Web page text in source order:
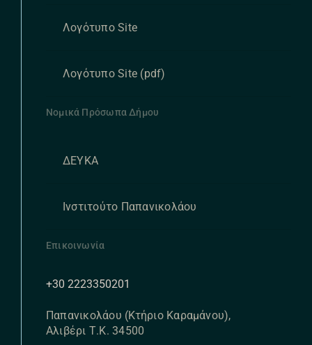
Λογότυπο Site
Λογότυπο Site (pdf)
Νομικά Πρόσωπα Δήμου
ΔΕΥΚΑ
Ινστιτούτο Παπανικολάου
Επικοινωνία
+30 2223350201
Παπανικολάου (Κτήριο Καραμάνου),
Αλιβέρι Τ.Κ. 34500